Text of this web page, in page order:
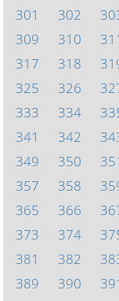
301
302
309
310
317
318
325
326
333
334
341
342
349
350
357
358
365
366
373
374
381
382
389
390